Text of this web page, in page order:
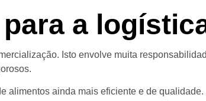
a
Isto envolve muita
alimentos ainda mais eficiente e de qualidade.